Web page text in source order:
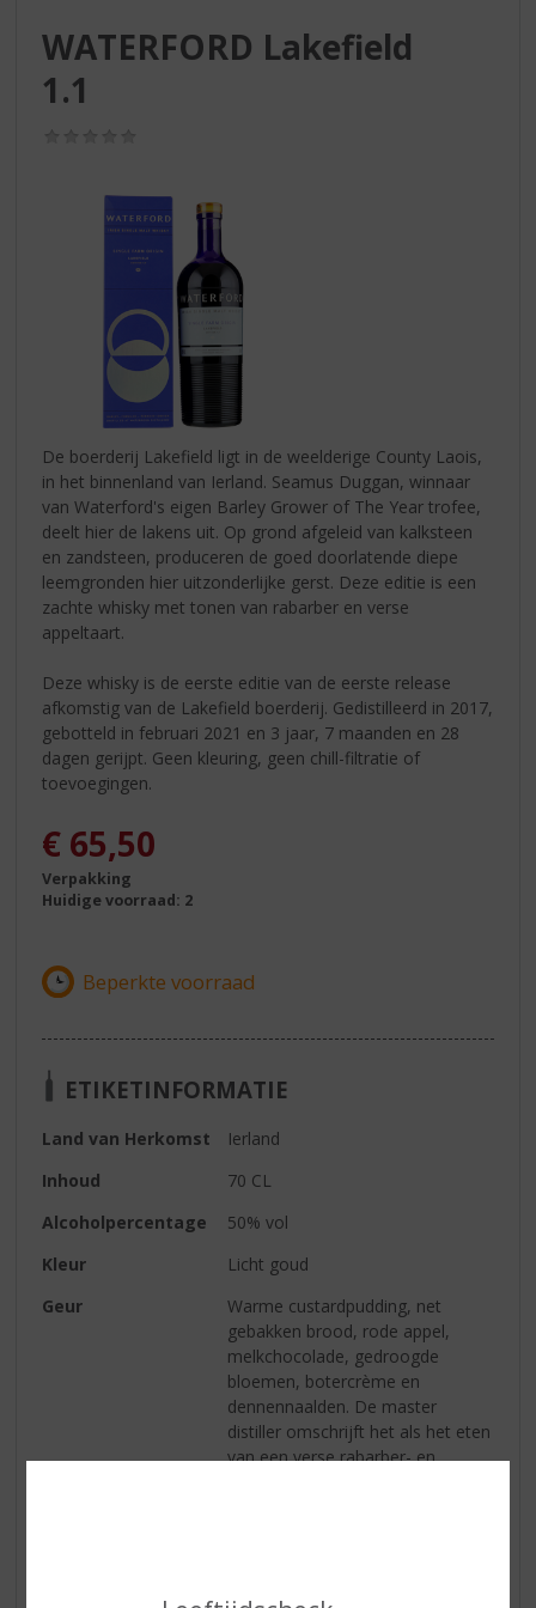
WATERFORD Lakefield
1.1
De boerderij Lakefield ligt in de weelderige County Laois,
in het binnenland van Ierland. Seamus Duggan, winnaar
van Waterford's eigen Barley Grower of The Year trofee,
deelt hier de lakens uit. Op grond afgeleid van kalksteen
en zandsteen, produceren de goed doorlatende diepe
leemgronden hier uitzonderlijke gerst. Deze editie is een
zachte whisky met tonen van rabarber en verse
appeltaart.
Deze whisky is de eerste editie van de eerste release
afkomstig van de Lakefield boerderij. Gedistilleerd in 2017,
gebotteld in februari 2021 en 3 jaar, 7 maanden en 28
dagen gerijpt. Geen kleuring, geen chill-filtratie of
toevoegingen.
€ 65,50
Verpakking
Huidige voorraad: 2
ETIKETINFORMATIE
Land van Herkomst
Ierland
Inhoud
70 CL
Alcoholpercentage
50% vol
Kleur
Licht goud
Geur
Warme custardpudding, net
gebakken brood, rode appel,
melkchocolade, gedroogde
bloemen, botercrème en
dennennaalden. De master
distiller omschrijft het als het eten
van een verse rabarber- en
daarna brood en gemoute